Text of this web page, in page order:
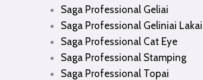
Saga Professional Geliai
Saga Professional Geliniai Lakai
Saga Professional Cat Eye
Saga Professional Stamping
Saga Professional Topai